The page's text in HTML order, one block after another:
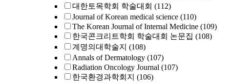
대한토목학회 학술대회 (112)
Journal of Korean medical science (110)
The Korean Journal of Internal Medicine (109)
한국콘크리트학회 학술대회 논문집 (108)
계명의대학술지 (108)
Annals of Dermatology (107)
Radiation Oncology Journal (107)
한국환경과학회지 (106)